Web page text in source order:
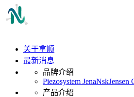
关于拿顺
最新消息
品牌介绍
Piezosystem JenaNskJensen
产品介绍